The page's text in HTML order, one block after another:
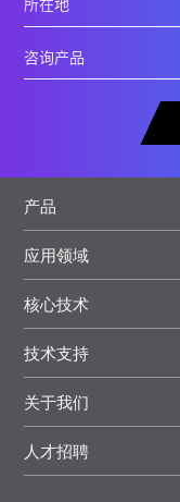
产品
应用领域
核心技术
技术支持
关于我们
人才招聘